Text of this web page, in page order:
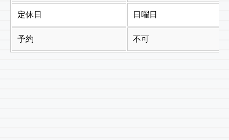
定休日 日曜日
予約 不可